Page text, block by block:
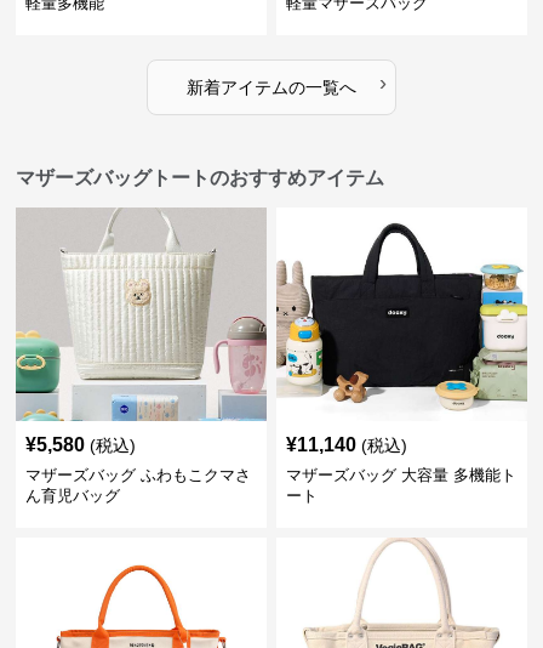
新着アイテムの一覧へ ›
マザーズバッグトートのおすすめアイテム
¥5,580 (税込)
マザーズバッグ ふわもこクマさ
ん育児バッグ
¥11,140 (税込)
マザーズバッグ 大容量 多機能ト
ート